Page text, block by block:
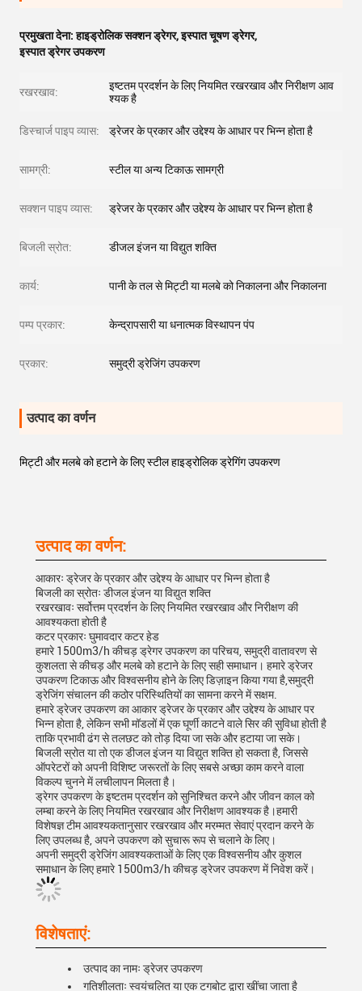
प्रमुखता देना:हाइड्रोलिक सक्शन ड्रेगर,इस्पात चूषण ड्रेगर,
इस्पात ड्रेगर उपकरण
रखरखाव:
इष्टतम प्रदर्शन के लिए नियमित रखरखाव और निरीक्षण आव
श्यक है
डिस्चार्ज पाइप व्यास: ड्रेजर के प्रकार और उद्देश्य के आधार पर भिन्न होता है
सामग्री: स्टील या अन्य टिकाऊ सामग्री
सक्शन पाइप व्यास: ड्रेजर के प्रकार और उद्देश्य के आधार पर भिन्न होता है
बिजली स्रोत: डीजल इंजन या विद्युत शक्ति
कार्य: पानी के तल से मिट्टी या मलबे को निकालना और निकालना
पम्प प्रकार: केन्द्रापसारी या धनात्मक विस्थापन पंप
प्रकार: समुद्री ड्रेजिंग उपकरण
उत्पाद का वर्णन
मिट्टी और मलबे को हटाने के लिए स्टील हाइड्रोलिक ड्रेगिंग उपकरण
उत्पाद का वर्णन:
आकारः ड्रेजर के प्रकार और उद्देश्य के आधार पर भिन्न होता है
बिजली का स्रोतः डीजल इंजन या विद्युत शक्ति
रखरखावः सर्वोत्तम प्रदर्शन के लिए नियमित रखरखाव और निरीक्षण की
आवश्यकता होती है
कटर प्रकारः घुमावदार कटर हेड
हमारे 1500m3/h कीचड़ ड्रेगर उपकरण का परिचय, समुद्री वातावरण से
कुशलता से कीचड़ और मलबे को हटाने के लिए सही समाधान। हमारे ड्रेजर
उपकरण टिकाऊ और विश्वसनीय होने के लिए डिज़ाइन किया गया है,समुद्री
ड्रेजिंग संचालन की कठोर परिस्थितियों का सामना करने में सक्षम.
हमारे ड्रेजर उपकरण का आकार ड्रेजर के प्रकार और उद्देश्य के आधार पर
भिन्न होता है, लेकिन सभी मॉडलों में एक घूर्णी काटने वाले सिर की सुविधा होती है
ताकि प्रभावी ढंग से तलछट को तोड़ दिया जा सके और हटाया जा सके।
बिजली स्रोत या तो एक डीजल इंजन या विद्युत शक्ति हो सकता है, जिससे
ऑपरेटरों को अपनी विशिष्ट जरूरतों के लिए सबसे अच्छा काम करने वाला
विकल्प चुनने में लचीलापन मिलता है।
ड्रेगर उपकरण के इष्टतम प्रदर्शन को सुनिश्चित करने और जीवन काल को
लम्बा करने के लिए नियमित रखरखाव और निरीक्षण आवश्यक है।हमारी
विशेषज्ञ टीम आवश्यकतानुसार रखरखाव और मरम्मत सेवाएं प्रदान करने के
लिए उपलब्ध है, अपने उपकरण को सुचारू रूप से चलाने के लिए।
अपनी समुद्री ड्रेजिंग आवश्यकताओं के लिए एक विश्वसनीय और कुशल
समाधान के लिए हमारे 1500m3/h कीचड़ ड्रेजर उपकरण में निवेश करें।
विशेषताएं:
उत्पाद का नामः ड्रेजर उपकरण
गतिशीलताः स्वयंचलित या एक टगबोट द्वारा खींचा जाता है